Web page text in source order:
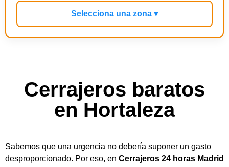
Selecciona una zona ▾
Cerrajeros baratos
en Hortaleza
Sabemos que una urgencia no debería suponer un gasto
desproporcionado. Por eso, en Cerrajeros 24 horas Madrid